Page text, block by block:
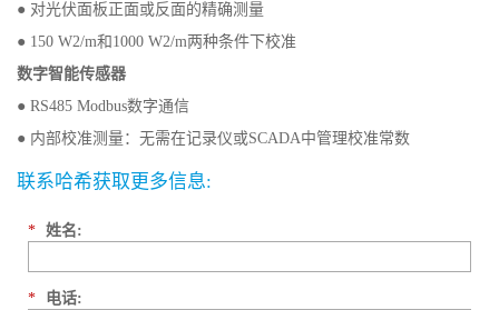
● 对光伏面板正面或反面的精确测量
● 150 W2/m和1000 W2/m两种条件下校准
数字智能传感器
● RS485 Modbus数字通信
● 内部校准测量：无需在记录仪或SCADA中管理校准常数
联系哈希获取更多信息:
* 姓名:
* 电话: